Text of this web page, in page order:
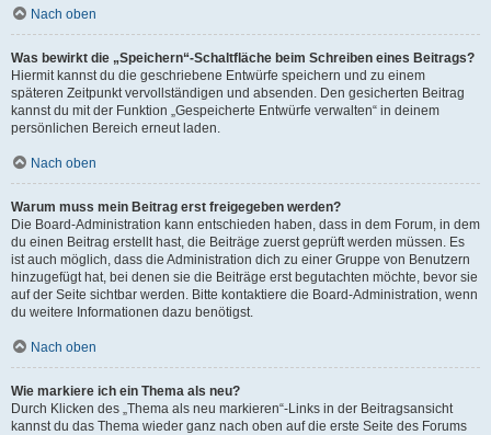
Nach oben
Was bewirkt die „Speichern“-Schaltfläche beim Schreiben eines Beitrags?
Hiermit kannst du die geschriebene Entwürfe speichern und zu einem
späteren Zeitpunkt vervollständigen und absenden. Den gesicherten Beitrag
kannst du mit der Funktion „Gespeicherte Entwürfe verwalten“ in deinem
persönlichen Bereich erneut laden.
Nach oben
Warum muss mein Beitrag erst freigegeben werden?
Die Board-Administration kann entschieden haben, dass in dem Forum, in dem
du einen Beitrag erstellt hast, die Beiträge zuerst geprüft werden müssen. Es
ist auch möglich, dass die Administration dich zu einer Gruppe von Benutzern
hinzugefügt hat, bei denen sie die Beiträge erst begutachten möchte, bevor sie
auf der Seite sichtbar werden. Bitte kontaktiere die Board-Administration, wenn
du weitere Informationen dazu benötigst.
Nach oben
Wie markiere ich ein Thema als neu?
Durch Klicken des „Thema als neu markieren“-Links in der Beitragsansicht
kannst du das Thema wieder ganz nach oben auf die erste Seite des Forums